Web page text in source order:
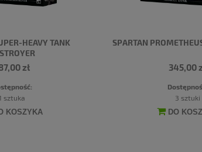
HEAVY TANK
zł
sztuka
KOSZYKA
SPARTAN
345,00
3 sztuki
DO